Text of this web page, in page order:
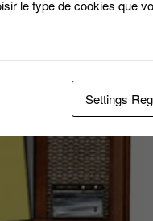
le type de cookies que
Settings